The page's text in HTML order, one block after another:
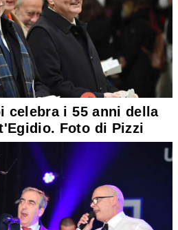
celebra i 55 anni della
Foto di Pizzi